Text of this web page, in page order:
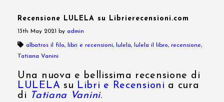
Recensione LULELA su Librierecensioni.com
13th May 2021 by admin
albatros il filo, libri e recensioni, lulela, lulela il libro, recensione,
Tatiana Vanini
Una nuova e bellissima recensione di
LULELA su Libri e Recensioni a cura
di
Tatiana Vanini.